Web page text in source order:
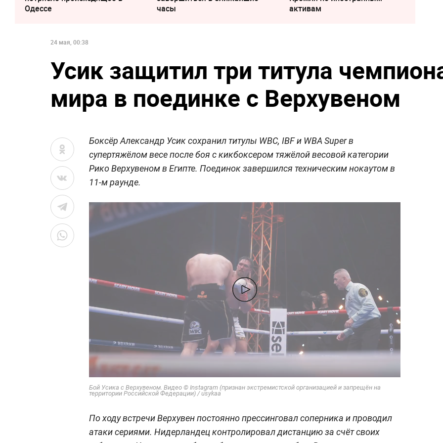
Одессе
часы
активам
24 мая, 00:38
Усик защитил три титула
мира в поединке с Верхувеном
Боксёр Александр Усик сохранил титулы WBC, IBF и WBA Super в
супертяжёлом весе после боя с кикбоксером тяжёлой весовой категории
Рико Верхувеном в Египте. Поединок завершился техническим нокаутом в
11-м раунде.
Бой Усика с Верхувеном. Видео © Instagram (признан экстремистской организацией и запрещён на
территории Российской Федерации) / usykaa
По ходу встречи Верхувен постоянно прессинговал соперника и проводил
атаки сериями. Нидерландец контролировал дистанцию за счёт своих